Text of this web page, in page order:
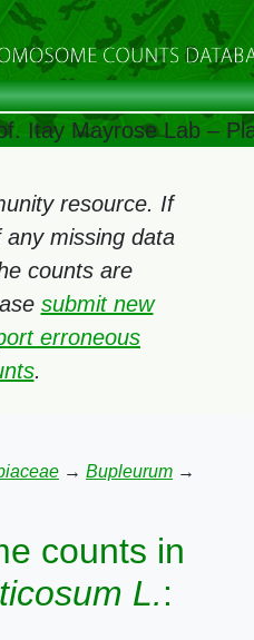
Itay Mayrose Lab –
resource. If
missing data
counts are
submit new
erroneous
.
→ Bupleurum →
counts in
L.: